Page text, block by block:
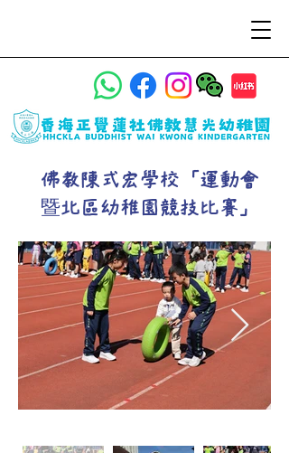
佛教陳式宏學校「運動會
暨北區幼稚園競技比賽」